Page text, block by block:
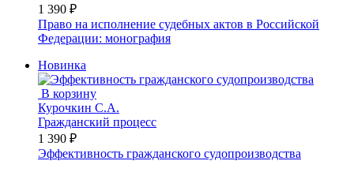
1 390 ₽
Право на исполнение судебных актов в Российской
Федерации: монография
Новинка
В корзину
Курочкин С.А.
Гражданский процесс
1 390 ₽
Эффективность гражданского судопроизводства